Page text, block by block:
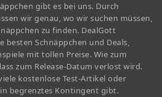
gibt es bei uns. Durch
wir genau, wo wir suchen müssen,
zu finden. DealGott
Schnäppchen und Deals,
mit tollen Preise. Wie zum
zum Release-Datum verlost wird.
kostenlose Test-Artikel oder
begrenztes Kontingent gibt.